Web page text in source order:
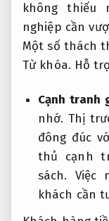
không thiếu
nghiệp cần
Một số thách
Từ khóa. Hỗ
Cạnh tranh
nhớ. Thị
đông đúc
thủ cạnh
sách. Việc
khách cần